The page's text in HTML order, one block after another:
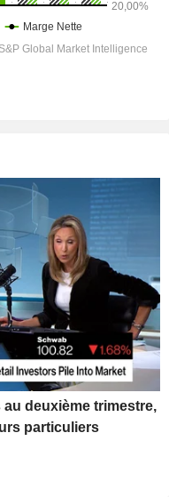
deuxième trimestre,
particuliers